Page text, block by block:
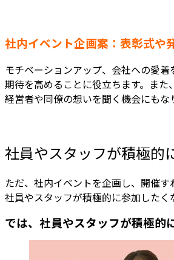
社内イベント企画案：表彰式や
モチベーションアップ、会社への愛着
期待を高めることに役立ちます。また
経営者や同僚の想いを聞く機会にもな
社員やスタッフが積極的
ただ、社内イベントを企画し、開催す
社員やスタッフが積極的に参加したく
では、社員やスタッフが積極的